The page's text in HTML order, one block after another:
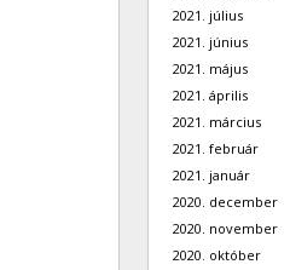
2021. július
2021. június
2021. május
2021. április
2021. március
2021. február
2021. január
2020. december
2020. november
2020. október